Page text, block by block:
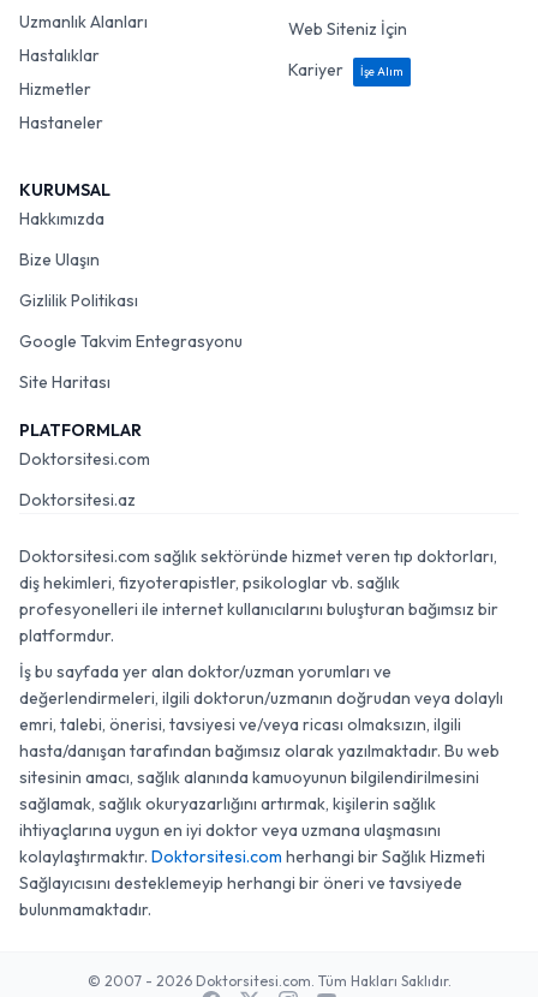
Uzmanlık Alanları
Hastalıklar
Hizmetler
Hastaneler
Web Siteniz İçin
Kariyer
İşe Alım
KURUMSAL
Hakkımızda
Bize Ulaşın
Gizlilik Politikası
Google Takvim Entegrasyonu
Site Haritası
PLATFORMLAR
Doktorsitesi.com
Doktorsitesi.az
Doktorsitesi.com sağlık sektöründe hizmet veren tıp doktorları,
diş hekimleri, fizyoterapistler, psikologlar vb. sağlık
profesyonelleri ile internet kullanıcılarını buluşturan bağımsız bir
platformdur.
İş bu sayfada yer alan doktor/uzman yorumları ve
değerlendirmeleri, ilgili doktorun/uzmanın doğrudan veya dolaylı
emri, talebi, önerisi, tavsiyesi ve/veya ricası olmaksızın, ilgili
hasta/danışan tarafından bağımsız olarak yazılmaktadır. Bu web
sitesinin amacı, sağlık alanında kamuoyunun bilgilendirilmesini
sağlamak, sağlık okuryazarlığını artırmak, kişilerin sağlık
ihtiyaçlarına uygun en iyi doktor veya uzmana ulaşmasını
kolaylaştırmaktır. Doktorsitesi.com herhangi bir Sağlık Hizmeti
Sağlayıcısını desteklemeyip herhangi bir öneri ve tavsiyede
bulunmamaktadır.
© 2007 - 2026 Doktorsitesi.com. Tüm Hakları Saklıdır.